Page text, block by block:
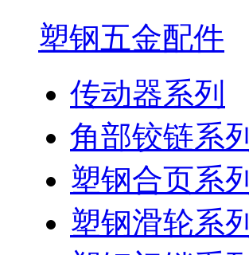
塑钢五金配件
传动器系列
角部铰链系列
塑钢合页系列
塑钢滑轮系列